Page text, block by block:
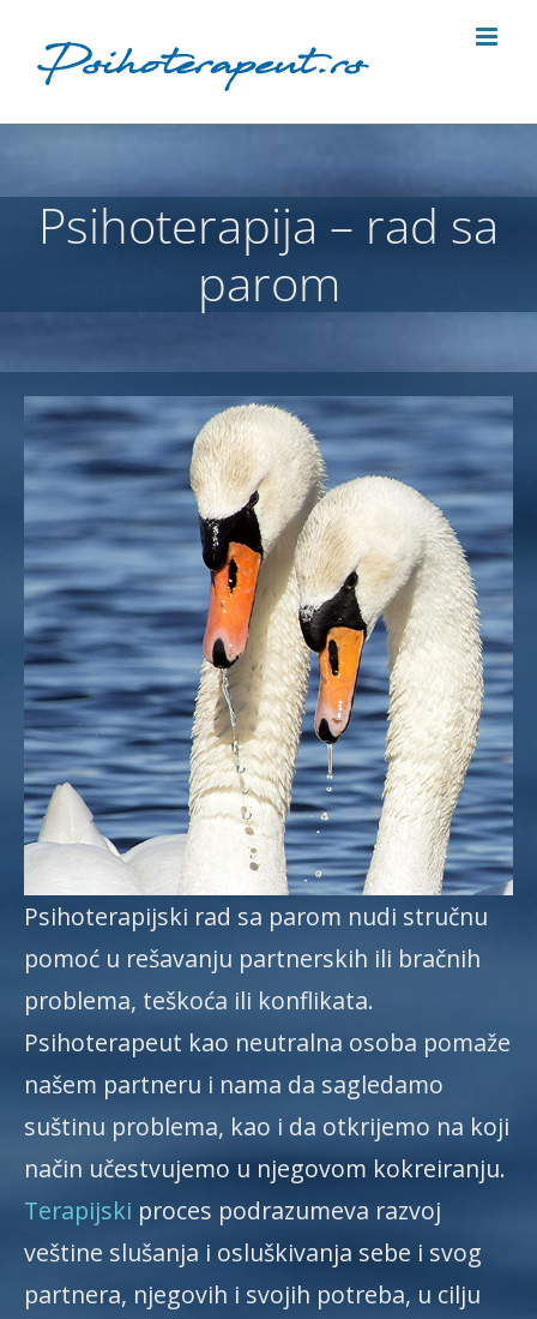
Psihoterapija – rad sa
parom
Psihoterapijski rad sa parom nudi stručnu
pomoć u rešavanju partnerskih ili bračnih
problema, teškoća ili konflikata.
Psihoterapeut kao neutralna osoba pomaže
našem partneru i nama da sagledamo
suštinu problema, kao i da otkrijemo na koji
način učestvujemo u njegovom kokreiranju.
Terapijski proces podrazumeva razvoj
veštine slušanja i osluškivanja sebe i svog
partnera, njegovih i svojih potreba, u cilju